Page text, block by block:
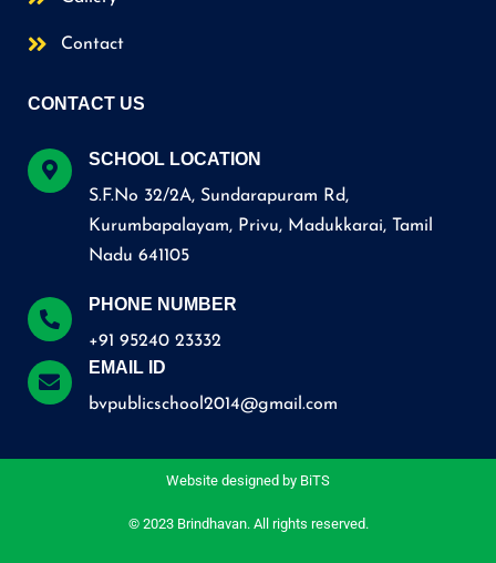
Contact
CONTACT US
SCHOOL LOCATION
S.F.No 32/2A, Sundarapuram Rd,
Kurumbapalayam, Privu, Madukkarai, Tamil
Nadu 641105
PHONE NUMBER
+91 95240 23332
EMAIL ID
bvpublicschool2014@gmail.com
Website designed by BiTS
© 2023 Brindhavan. All rights reserved.